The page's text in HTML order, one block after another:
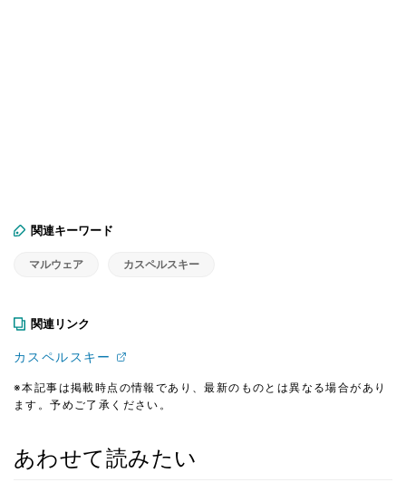
関連キーワード
マルウェア カスペルスキー
関連リンク
カスペルスキー
※本記事は掲載時点の情報であり、最新のものとは異なる場合があり
ます。予めご了承ください。
あわせて読みたい